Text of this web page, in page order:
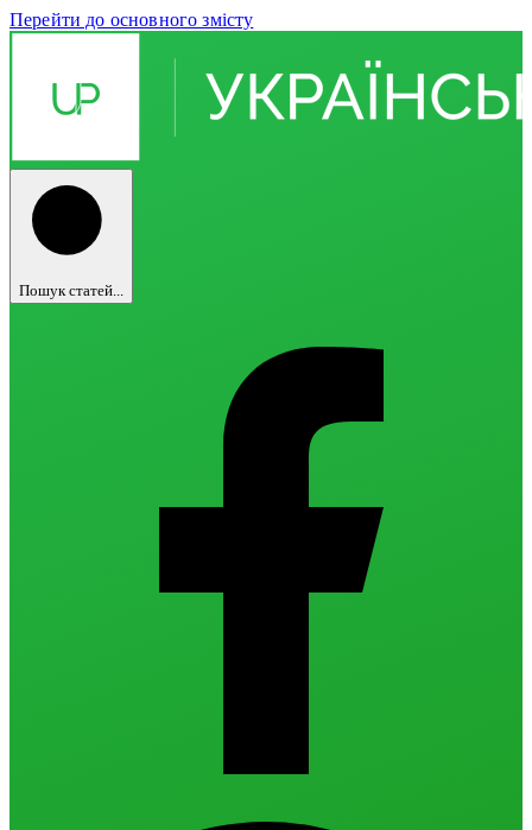
Перейти до основного змісту
Пошук статей...